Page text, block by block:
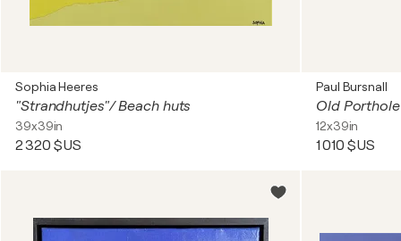
Sophia Heeres
"Strandhutjes"/ Beach huts
39x39in
2 320 $US
Paul Bursnall
Old Porthole
12x39in
1 010 $US